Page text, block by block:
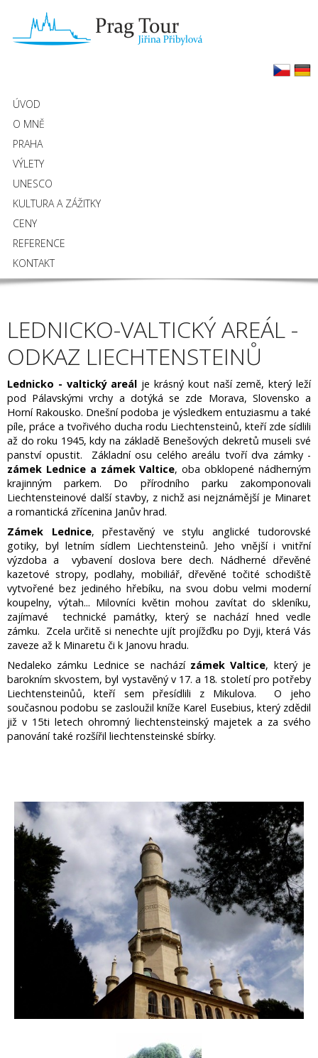
ÚVOD
O MNĚ
PRAHA
VÝLETY
UNESCO
KULTURA A ZÁŽITKY
CENY
REFERENCE
KONTAKT
LEDNICKO-VALTICKÝ AREÁL -
ODKAZ LIECHTENSTEINŮ
Lednicko - valtický areál je krásný kout naší země, který leží
pod Pálavskými vrchy a dotýká se zde Morava, Slovensko a
Horní Rakousko. Dnešní podoba je výsledkem entuziasmu a také
píle, práce a tvořivého ducha rodu Liechtensteinů, kteří zde sídlili
až do roku 1945, kdy na základě Benešových dekretů museli své
panství opustit. Základní osu celého areálu tvoří dva zámky -
zámek Lednice a zámek Valtice, oba obklopené nádherným
krajinným parkem. Do přírodního parku zakomponovali
Liechtensteinové další stavby, z nichž asi nejznámější je Minaret
a romantická zřícenina Janův hrad.
Zámek Lednice, přestavěný ve stylu anglické tudorovské
gotiky, byl letním sídlem Liechtensteinů. Jeho vnější i vnitřní
výzdoba a vybavení doslova bere dech. Nádherné dřevěné
kazetové stropy, podlahy, mobiliář, dřevěné točité schodiště
vytvořené bez jediného hřebíku, na svou dobu velmi moderní
koupelny, výtah... Milovníci květin mohou zavítat do skleníku,
zajímavé technické památky, který se nachází hned vedle
zámku. Zcela určitě si nenechte ujít projížďku po Dyji, která Vás
zaveze až k Minaretu či k Janovu hradu.
Nedaleko zámku Lednice se nachází zámek Valtice, který je
barokním skvostem, byl vystavěný v 17. a 18. století pro potřeby
Liechtensteinůů, kteří sem přesídlili z Mikulova. O jeho
současnou podobu se zasloužil kníže Karel Eusebius, který zdědil
již v 15ti letech ohromný liechtensteinský majetek a za svého
panování také rozšířil liechtensteinské sbírky.